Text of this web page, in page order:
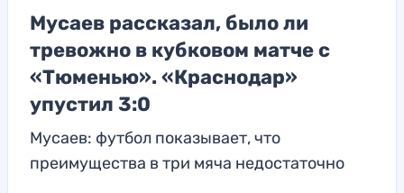
Мусаев рассказал, было ли
тревожно в кубковом матче с
«Тюменью». «Краснодар»
упустил 3:0
Мусаев: футбол показывает, что
преимущества в три мяча недостаточно